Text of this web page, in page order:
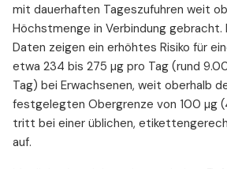
mit dauerhaften Tageszufuhren weit
Höchstmenge in Verbindung
Daten zeigen ein erhöhtes Risiko für
etwa 234 bis 275 µg pro Tag (rund
Tag) bei Erwachsenen, weit oberhalb
festgelegten Obergrenze von 100 µg
tritt bei einer üblichen,
auf.